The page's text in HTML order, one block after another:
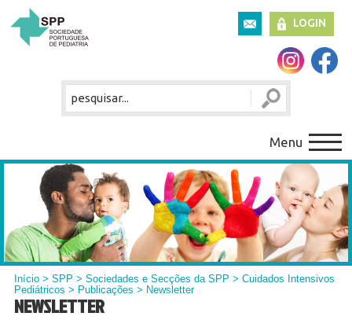
LOGIN
Menu
Início >SPP >Sociedades e Secções da SPP >Cuidados Intensivos
Pediátricos > Publicações > Newsletter
NEWSLETTER